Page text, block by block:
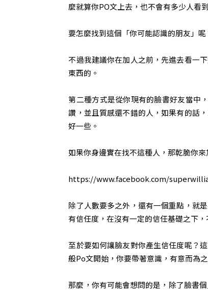
麼就算你PO文上去，也不會有多少人看
要怎麼找到這個「你可能認識的朋友」
不過我建議你在加人之前，先進去看一
東西的。
第二種方式是從你現有的臉書好友當中
讚，並且質感還不錯的人，如果有的話
好一些。
如果你身邊實在找不這種人，那乾脆你
https://www.facebook.com/
除了人數要多之外，還有一個重點，就
有信任度，在沒有一定的信任基礎之下
至於要如何讓臉友對你產生信任度呢？
般Po文開始，你要帶著意識，有意而為
那麼，你有可能會想問的是，除了臉書